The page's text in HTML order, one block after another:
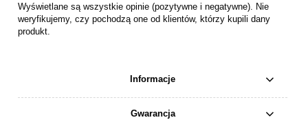
Wyświetlane są wszystkie opinie (pozytywne i negatywne). Nie
weryfikujemy, czy pochodzą one od klientów, którzy kupili dany
produkt.
Informacje
Gwarancja